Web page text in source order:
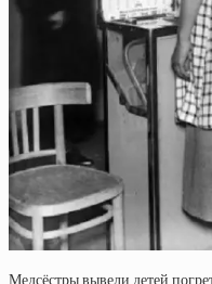
Медсёстры вывели детей